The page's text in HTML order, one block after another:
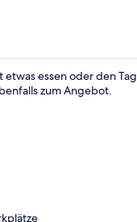
essen oder den
zum Angebot.